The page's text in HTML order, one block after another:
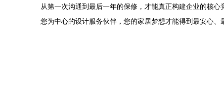
从第一次沟通到最后一年的保修，才能真正构建企业的核
您为中心的设计服务伙伴，您的家居梦想才能得到最安心、